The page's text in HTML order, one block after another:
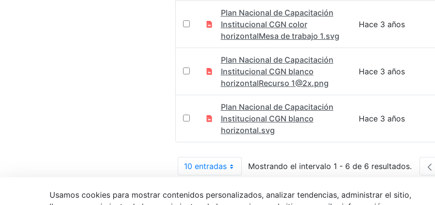
Plan Nacional de Capacitación
Institucional CGN color
horizontalMesa de trabajo 1.svg
Hace 3 años
Plan Nacional de Capacitación
Institucional CGN blanco
horizontalRecurso 1@2x.png
Hace 3 años
Plan Nacional de Capacitación
Institucional CGN blanco
horizontal.svg
Hace 3 años
10 entradasPor páginaMostrando el intervalo 1 - 6 de 6 resultados.
Usamos cookies para mostrar contenidos personalizados, analizar tendencias, administrar el sitio,